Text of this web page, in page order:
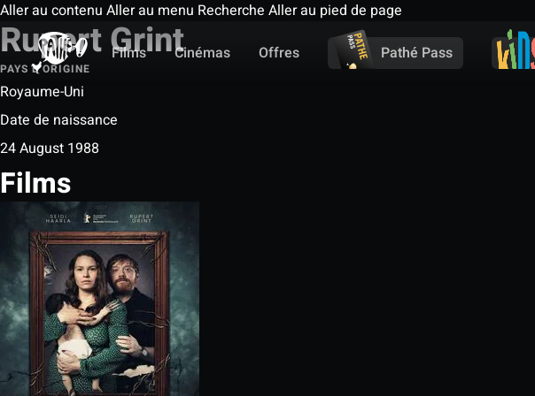
Aller au contenu Aller au menu Recherche Aller au pied de page
Films
Cinémas Offres Pathé Pass
Rupert Grint
PAYS D'ORIGINE
Royaume-Uni
Date de naissance
24 August 1988
Films